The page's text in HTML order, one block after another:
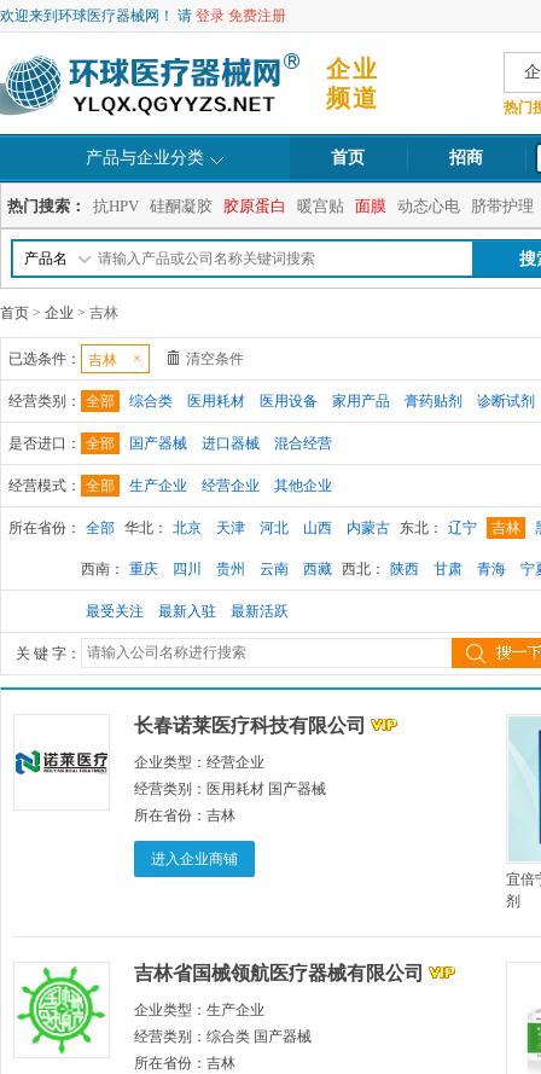
欢迎来到环球医疗器械网！ 请 登录 免费注册
企业
频道
热门
产品与企业分类 首页 招商
热门搜索： 抗HPV 硅酮凝胶 胶原蛋白 暖宫贴 面膜 动态心电 脐带护理
产品名
首页 > 企业 > 吉林
已选条件： ×
吉林 清空条件
经营类别： 全部 综合类 医用耗材 医用设备 家用产品 膏药贴剂 诊断试剂
是否进口： 全部 国产器械 进口器械 混合经营
经营模式： 全部 生产企业 经营企业 其他企业
所在省份： 全部 华北： 北京 天津 河北 山西 内蒙古 东北： 辽宁 吉林
西南： 重庆 四川 贵州 云南 西藏 西北： 陕西 甘肃 青海 宁
最受关注 最新入驻 最新活跃
关 键 字：
长春诺莱医疗科技有限公司
企业类型： 经营企业
经营类别： 医用耗材 国产器械
所在省份： 吉林
进入企业商铺
宜倍
剂
吉林省国械领航医疗器械有限公司
企业类型： 生产企业
经营类别： 综合类 国产器械
所在省份： 吉林